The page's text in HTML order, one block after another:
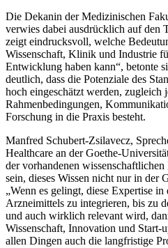
Die Dekanin der Medizinischen
verwies dabei ausdrücklich auf den
zeigt eindrucksvoll, welche
Wissenschaft, Klinik und Industrie
Entwicklung haben kann“, betonte
deutlich, dass die Potenziale des
hoch eingeschätzt werden, zugleich
Rahmenbedingungen,
Forschung in die Praxis besteht.
Manfred Schubert-Zsilavecz,
Healthcare an der Goethe-
der vorhandenen
sein, dieses Wissen nicht nur in der
„Wenn es gelingt, diese Expertise
Arzneimittels zu integrieren, bis zu
und auch wirklich relevant wird,
Wissenschaft, Innovation und Start-
allen Dingen auch die langfristige